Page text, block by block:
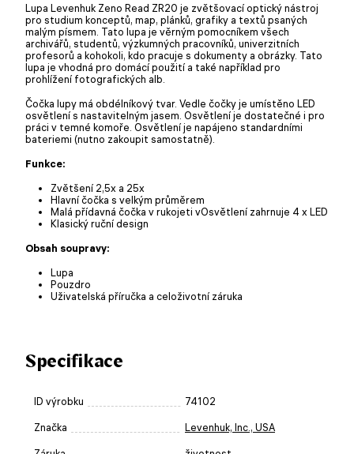
Lupa Levenhuk Zeno Read ZR20 je zvětšovací optický nástroj
pro studium konceptů, map, plánků, grafiky a textů psaných
malým písmem. Tato lupa je věrným pomocníkem všech
archivářů, studentů, výzkumných pracovníků, univerzitních
profesorů a kohokoli, kdo pracuje s dokumenty a obrázky. Tato
lupa je vhodná pro domácí použití a také například pro
prohlížení fotografických alb.
Čočka lupy má obdélníkový tvar. Vedle čočky je umístěno LED
osvětlení s nastavitelným jasem. Osvětlení je dostatečné i pro
práci v temné komoře. Osvětlení je napájeno standardními
bateriemi (nutno zakoupit samostatně).
Funkce:
Zvětšení 2,5x a 25x
Hlavní čočka s velkým průměrem
Malá přídavná čočka v rukojeti vOsvětlení zahrnuje 4 x LED
Klasický ruční design
Obsah soupravy:
Lupa
Pouzdro
Uživatelská příručka a celoživotní záruka
Specifikace
ID výrobku 74102
Značka Levenhuk, Inc., USA